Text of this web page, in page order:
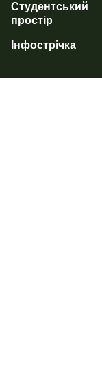
Студентський
простір
Інфострічка